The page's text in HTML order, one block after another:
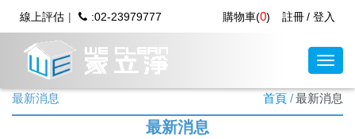
線上評估 :02-23979777 註冊 登入
購物車(0)
最新消息 首頁 最新消息
最新消息